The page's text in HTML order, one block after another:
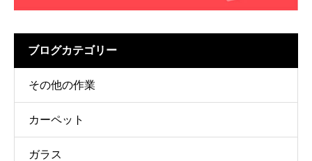
ブログカテゴリー
その他の作業
カーペット
ガラス